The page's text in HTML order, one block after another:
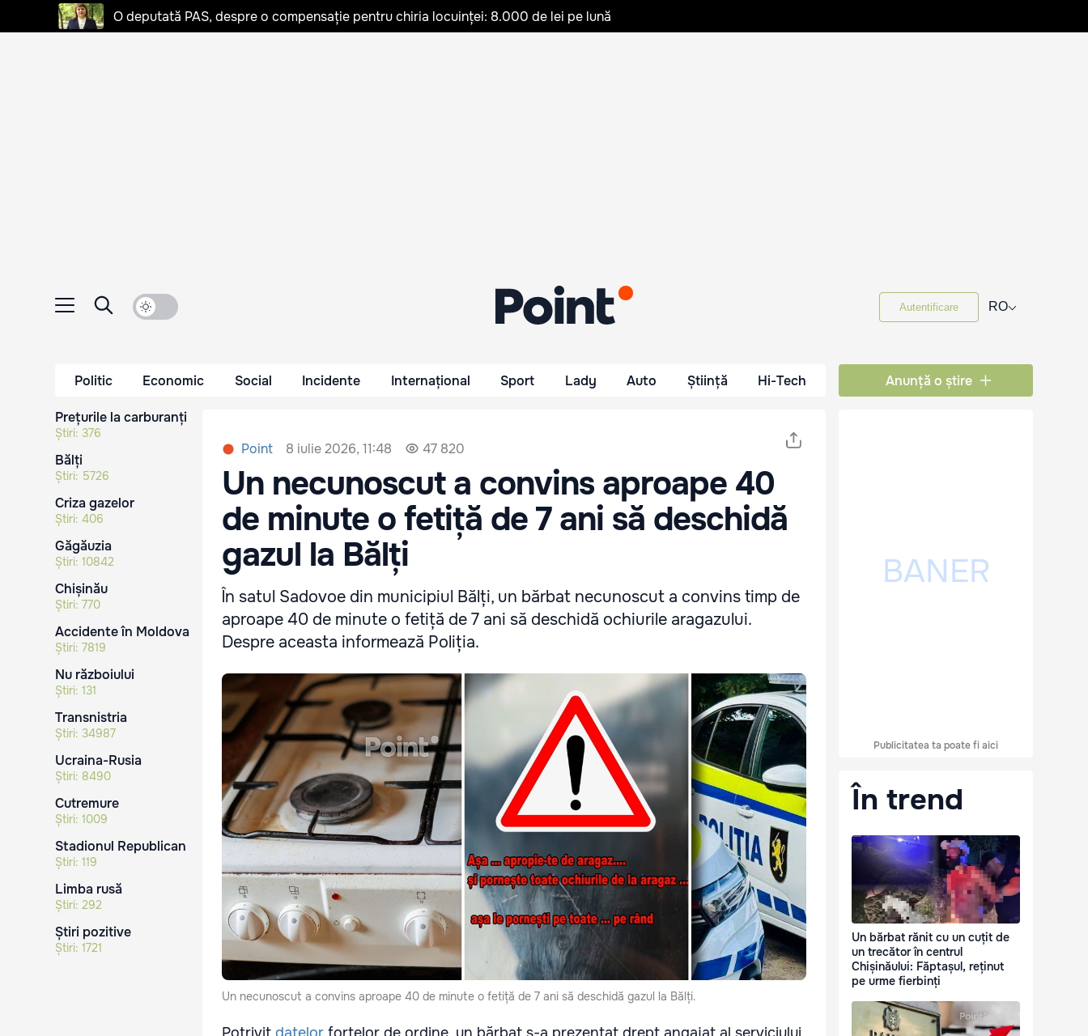
O deputată PAS, despre o compensație pentru chiria locuinței: 8.000 de lei pe lună
Autentificare RO⌵
Politic Economic Social Incidente Internațional Sport Lady Auto Știință Hi-Tech Anunță o știre
Prețurile la carburanți
Știri: 376
Bălți
Știri: 5726
Criza gazelor
Știri: 406
Găgăuzia
Știri: 10842
Chișinău
Știri: 770
Accidente în Moldova
Știri: 7819
Nu războiului
Știri: 131
Transnistria
Știri: 34987
Ucraina-Rusia
Știri: 8490
Cutremure
Știri: 1009
Stadionul Republican
Știri: 119
Limba rusă
Știri: 292
Știri pozitive
Știri: 1721
Point 8 iulie 2026, 11:48 47 820
Un necunoscut a convins aproape 40
de minute o fetiță de 7 ani să deschidă
gazul la Bălți
În satul Sadovoe din municipiul Bălți, un bărbat necunoscut a convins timp de
aproape 40 de minute o fetiță de 7 ani să deschidă ochiurile aragazului.
Despre aceasta informează Poliția.
Un necunoscut a convins aproape 40 de minute o fetiță de 7 ani să deschidă gazul la Bălți.
Publicitatea ta poate fi aici
În trend
Un bărbat rănit cu un cuțit de
un trecător în centrul
Chișinăului: Făptașul, reținut
pe urme fierbinți